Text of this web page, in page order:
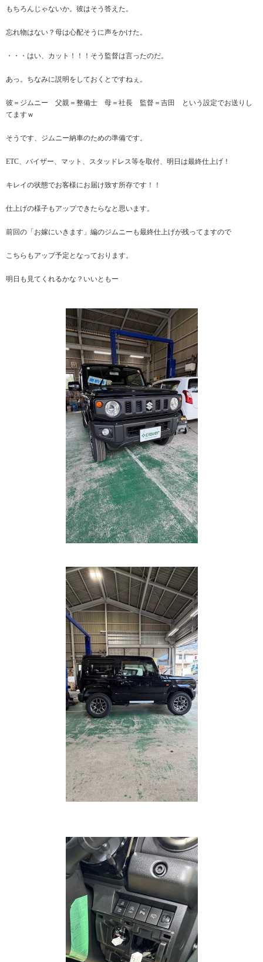
もちろんじゃないか。彼はそう答えた。
忘れ物はない？母は心配そうに声をかけた。
・・・はい、カット！！！そう監督は言ったのだ。
あっ。ちなみに説明をしておくとですねぇ。
彼＝ジムニー 父親＝整備士 母＝社長 監督＝吉田 という設定でお送りし
てますｗ
そうです、ジムニー納車のための準備です。
ETC、バイザー、マット、スタッドレス等を取付、明日は最終仕上げ！
キレイの状態でお客様にお届け致す所存です！！
仕上げの様子もアップできたらなと思います。
前回の「お嫁にいきます」編のジムニーも最終仕上げが残ってますので
こちらもアップ予定となっております。
明日も見てくれるかな？いいともー